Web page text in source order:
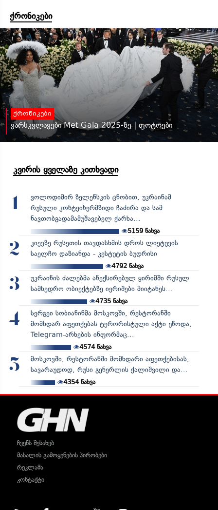
ქრონიკები
ქრონიკები
ვარსკვლავები Met Gala 2025-ზე | ფოტოები
კვირის ყველაზე კითხვადი
1
ვოლოდიმირ ზელენსკის ცნობით, უკრაინამ
რუსული კონტეინერმზიდი ჩაძირა და სამ
ნავთობგადამამუშავებელ ქარხა...
5159 ნახვა
2
კიევზე რუსეთის თავდასხმის დროს ლიეტუვის
საელჩო დაზიანდა - კესტუტის ბუდრისი
4792ნახვა
3
უკრაინის ძალებმა ანექსირებულ ყირიმში რუსულ
სამხედრო ობიექტებზე იერიშები მიიტანეს...
4735ნახვა
4
სერგეი სობიანინმა მოსკოვში, რესტორანში
მომხდარ აფეთქებას ტერორისტული აქტი უწოდა,
Telegram-არხების ინფორმაც...
4574ნახვა
5
მოსკოვში, რესტორანში მომხდარი აფეთქებისას,
სავარაუდოდ, რუსი გენერლის ქალიშვილი და...
4354ნახვა
ჩვენს შესახებ
მასალის გამოყენების პირობები
რეკლამა
კონტაქტი